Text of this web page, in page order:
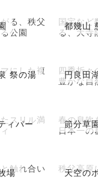
る、秩父
公園
都幾山
国宝など
る、大寺
祭の湯
にした複
円良田
四季折々
豊かな自
ィパー
スリル満
節分草
春の息吹
日本一の
場
触れ合い
天空の
秩父高原